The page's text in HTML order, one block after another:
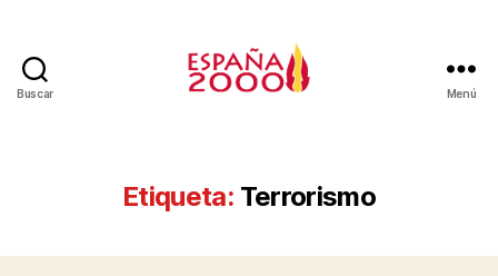
Buscar Menú
Etiqueta: Terrorismo